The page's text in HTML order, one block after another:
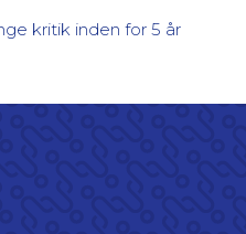
kritik inden for 5 år